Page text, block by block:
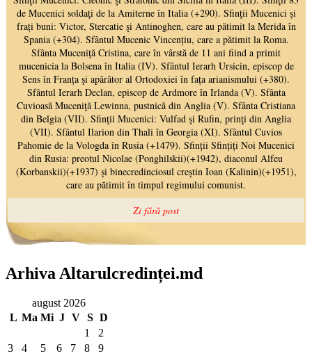
Arhiva Altarulcredinței.md
august 2026
L Ma Mi J V S D
1
2
3
4 5 6 7 8
9